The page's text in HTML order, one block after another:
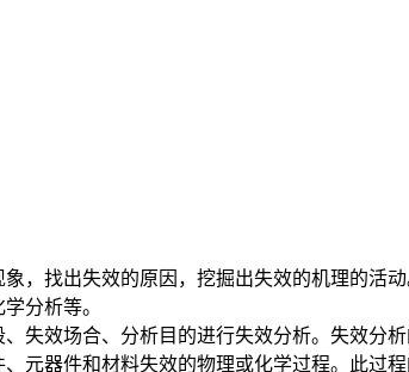
找出失效的原因，挖掘出失效的机理的活
分析等。
效场合、分析目的进行失效分析。失效分
元器件和材料失效的物理或化学过程。此过